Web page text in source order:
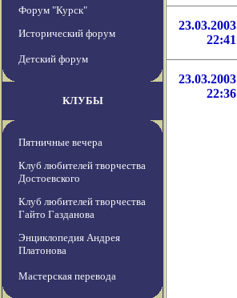
Форум "Курск"
Исторический форум
Детский форум
КЛУБЫ
Пятничные вечера
Клуб любителей творчества
Достоевского
Клуб любителей творчества
Гайто Газданова
Энциклопедия Андрея
Платонова
Мастерская перевода
23.03.2003
22:41
23.03.2003
22:36